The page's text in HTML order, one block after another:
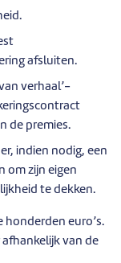
afsluiten.
verhaal’-
de premies.
indien nodig, een
om zijn eigen
te dekken.
honderden euro’s.
afhankelijk van de